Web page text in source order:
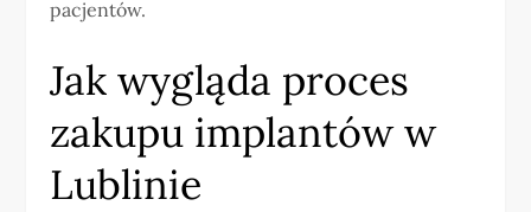
pacjentów.
Jak wygląda proces
zakupu implantów w
Lublinie